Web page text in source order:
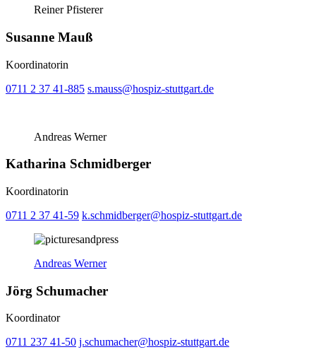
Reiner Pfisterer
Susanne Mauß
Koordinatorin
0711 2 37 41-885 s.mauss@hospiz-stuttgart.de
Andreas Werner
Katharina Schmidberger
Koordinatorin
0711 2 37 41-59 k.schmidberger@hospiz-stuttgart.de
Andreas Werner
Jörg Schumacher
Koordinator
0711 237 41-50 j.schumacher@hospiz-stuttgart.de